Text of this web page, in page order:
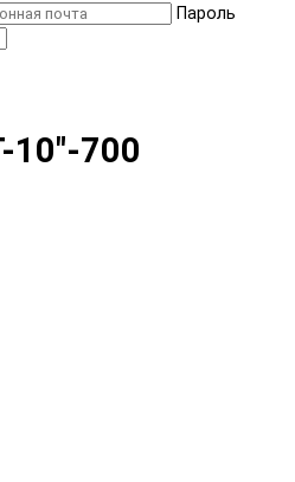
Пароль
10"-700